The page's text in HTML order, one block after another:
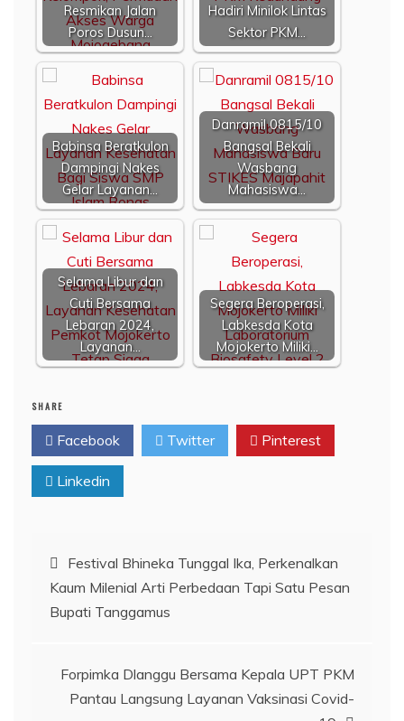
Resmikan Jalan
Poros Dusun…
Hadiri Minilok Lintas
Sektor PKM…
Babinsa Beratkulon
Dampingi Nakes
Gelar Layanan…
Danramil 0815/10
Bangsal Bekali
Wasbang
Mahasiswa…
Selama Libur dan
Cuti Bersama
Lebaran 2024,
Layanan…
Segera Beroperasi,
Labkesda Kota
Mojokerto Miliki…
SHARE
Facebook Twitter Pinterest
Linkedin
Navigasi
pos
Festival Bhineka Tunggal Ika, Perkenalkan
Kaum Milenial Arti Perbedaan Tapi Satu Pesan
Bupati Tanggamus
Forpimka Dlanggu Bersama Kepala UPT PKM
Pantau Langsung Layanan Vaksinasi Covid-